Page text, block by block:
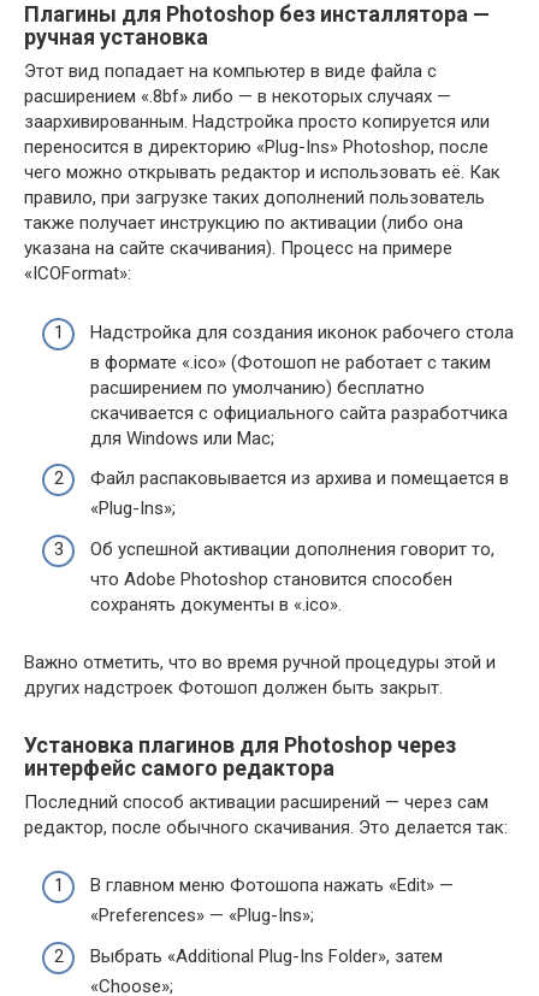
Плагины для Photoshop без инсталлятора —
ручная установка
Этот вид попадает на компьютер в виде файла с
расширением «.8bf» либо — в некоторых случаях —
заархивированным. Надстройка просто копируется или
переносится в директорию «Plug-Ins» Photoshop, после
чего можно открывать редактор и использовать её. Как
правило, при загрузке таких дополнений пользователь
также получает инструкцию по активации (либо она
указана на сайте скачивания). Процесс на примере
«ICOFormat»:
Надстройка для создания иконок рабочего стола
в формате «.ico» (Фотошоп не работает с таким
расширением по умолчанию) бесплатно
скачивается с официального сайта разработчика
для Windows или Mac;
Файл распаковывается из архива и помещается в
«Plug-Ins»;
Об успешной активации дополнения говорит то,
что Adobe Photoshop становится способен
сохранять документы в «.ico».
Важно отметить, что во время ручной процедуры этой и
других надстроек Фотошоп должен быть закрыт.
Установка плагинов для Photoshop через
интерфейс самого редактора
Последний способ активации расширений — через сам
редактор, после обычного скачивания. Это делается так:
В главном меню Фотошопа нажать «Edit» —
«Preferences» — «Plug-Ins»;
Выбрать «Additional Plug-Ins Folder», затем
«Choose»;